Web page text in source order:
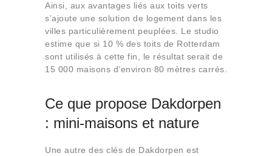
Ainsi, aux avantages liés aux toits verts
s’ajoute une solution de logement dans les
villes particulièrement peuplées. Le studio
estime que si 10 % des toits de Rotterdam
sont utilisés à cette fin, le résultat serait de
15 000 maisons d’environ 80 mètres carrés.
Ce que propose Dakdorpen
: mini-maisons et nature
Une autre des clés de Dakdorpen est